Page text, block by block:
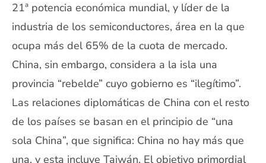
21ª potencia económica mundial, y líder de la
industria de los semiconductores, área en la que
ocupa más del 65% de la cuota de mercado.
China, sin embargo, considera a la isla una
provincia “rebelde” cuyo gobierno es “ilegítimo”.
Las relaciones diplomáticas de China con el resto
de los países se basan en el principio de “una
sola China”, que significa: China no hay más que
una, y esta incluye Taiwán. El objetivo primordial